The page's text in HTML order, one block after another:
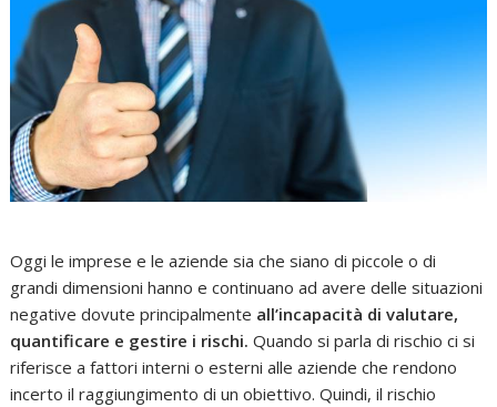
Oggi le imprese e le aziende sia che siano di piccole o di
grandi dimensioni hanno e continuano ad avere delle situazioni
negative dovute principalmente all’incapacità di valutare,
quantificare e gestire i rischi. Quando si parla di rischio ci si
riferisce a fattori interni o esterni alle aziende che rendono
incerto il raggiungimento di un obiettivo. Quindi, il rischio